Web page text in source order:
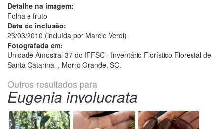
Detalhe na imagem:
Folha e fruto
Data de inclusão:
23/03/2010 (incluída por Marcio Verdi)
Fotografada em:
Unidade Amostral 37 do IFFSC - Inventário Florístico Florestal de
Santa Catarina. , Morro Grande, SC.
Outros resultados para
Eugenia involucrata